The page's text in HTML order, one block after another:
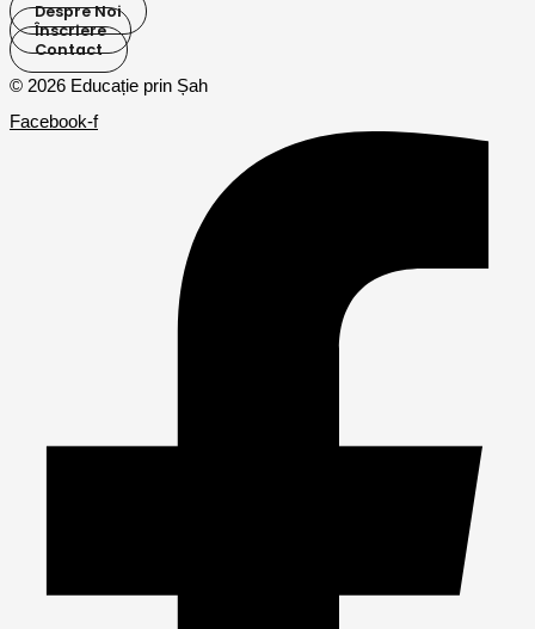
Despre Noi
Înscriere
Contact
© 2026 Educație prin Șah
Facebook-f